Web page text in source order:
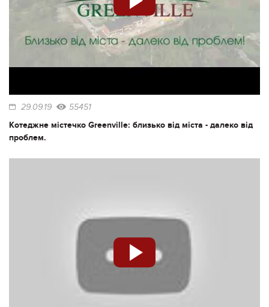
29.09.19 55451
Котеджне містечко Greenville: близько від міста - далеко від
проблем.